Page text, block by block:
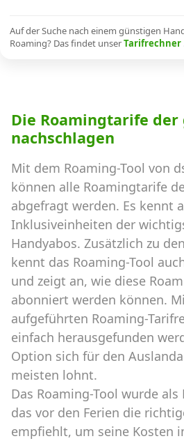
Kombi-Angebote
Aktionen
News
Forum
Über uns
Datenschutz ·AGB Impressum
Auf der Suche nach einem günstigen
Roaming? Das findet unserTarifrechner
Die Roamingtarife der
nachschlagen
Mit dem Roaming-Tool von
können alle Roamingtarife
abgefragt werden. Es kennt
Inklusiveinheiten der
Handyabos. Zusätzlich zu
kennt das Roaming-Tool
und zeigt an, wie diese
abonniert werden können.
aufgeführten Roaming-
einfach herausgefunden
Option sich für den
meisten lohnt.
Das Roaming-Tool wurde
das vor den Ferien die
empfiehlt, um seine Kosten